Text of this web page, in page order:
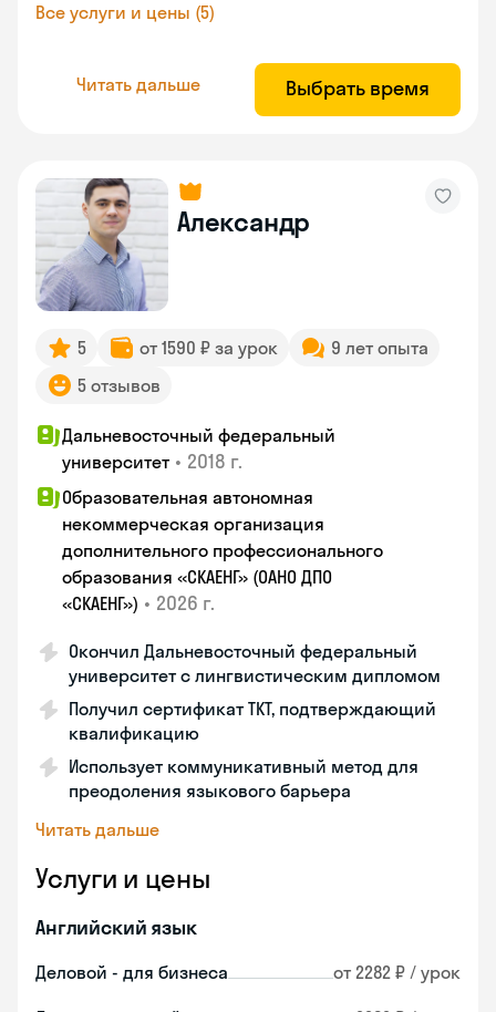
Все услуги и цены (5)
Читать дальше Выбрать время
Александр
5 от 1590 ₽ за урок
9 лет опыта
5 отзывов
Дальневосточный федеральный
университет • 2018 г.
Образовательная автономная
некоммерческая организация
дополнительного профессионального
образования «СКАЕНГ» (ОАНО ДПО
«СКАЕНГ») • 2026 г.
Окончил Дальневосточный федеральный
университет с лингвистическим дипломом
Получил сертификат TKT, подтверждающий
квалификацию
Использует коммуникативный метод для
преодоления языкового барьера
Читать дальше
Услуги и цены
Английский язык
Деловой - для бизнеса от 2282 ₽ / урок